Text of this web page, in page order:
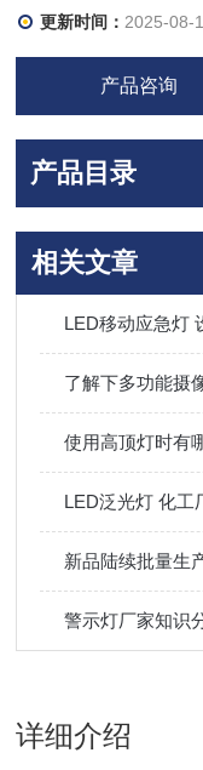
更新时间： 2025-08-
产品咨询
产品目录
相关文章
LED移动应急灯
了解下多功能摄
使用高顶灯时有
警示灯厂家知识
详细介绍